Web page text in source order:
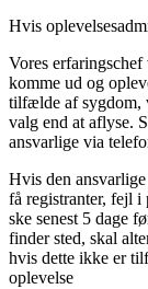
Hvis
Vores
komme ud og
tilfælde af sygdom,
valg end at aflyse.
ansvarlige via
Hvis den
få registranter, fejl
ske senest 5 dage
finder sted, skal
hvis dette ikke er
oplevelse